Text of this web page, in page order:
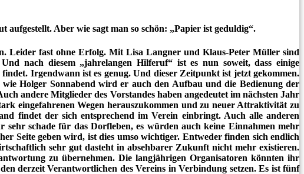
Aber wie sagt man so schön: „Papier ist geduldig“.
Leider fast ohne Erfolg. Mit Lisa Langner und Klaus-Peter Müller sind
nach diesem „jahrelangen Hilferuf“ ist es nun soweit, dass einige
Irgendwann ist es genug. Und dieser Zeitpunkt ist jetzt gekommen.
Holger Sonnabend wird er auch den Aufbau und die Bedienung der
andere Mitglieder des Vorstandes haben angedeutet im nächsten Jahr
eingefahrenen Wegen herauszukommen und zu neuer Attraktivität zu
findet der sich entsprechend im Verein einbringt. Auch alle anderen
schade für das Dorfleben, es würden auch keine Einnahmen mehr
Seite geben wird, ist dies umso wichtiger. Entweder finden sich endlich
sehr gut dasteht in absehbarer Zukunft nicht mehr existieren.
zu übernehmen. Die langjährigen Organisatoren könnten ihr
derzeit Verantwortlichen des Vereins in Verbindung setzen. Es ist fünf